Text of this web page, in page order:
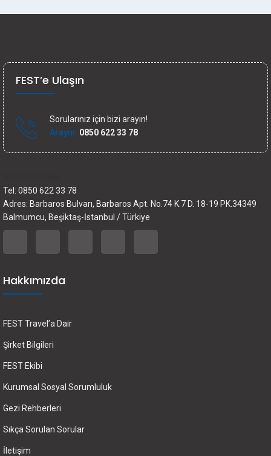
FEST’e Ulaşın
Sorularınız için bizi arayın!
Arayın: 0850 622 33 78
Tel: 0850 622 33 78
Adres: Barbaros Bulvarı, Barbaros Apt. No.74 K.7 D. 18-19 PK.34349
Balmumcu, Beşiktaş-İstanbul / Türkiye
Hakkımızda
FEST Travel’a Dair
Şirket Bilgileri
FEST Ekibi
Kurumsal Sosyal Sorumluluk
Gezi Rehberleri
Sıkça Sorulan Sorular
İletişim